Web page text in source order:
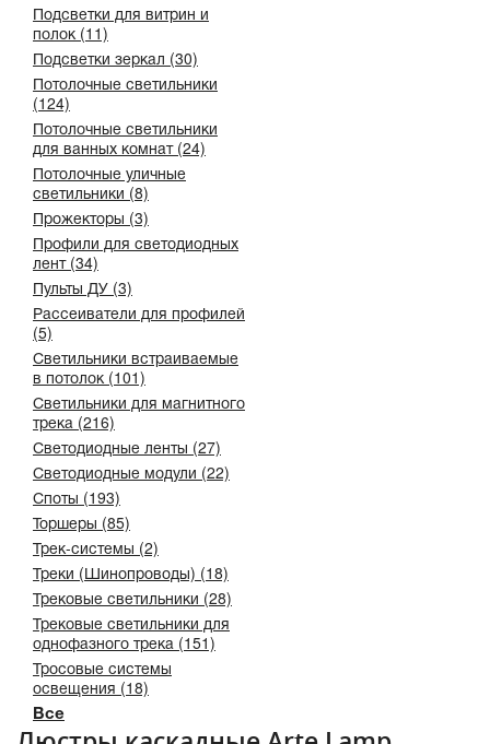
Подсветки для витрин и
полок (11)
Подсветки зеркал (30)
Потолочные светильники
(124)
Потолочные светильники
для ванных комнат (24)
Потолочные уличные
светильники (8)
Прожекторы (3)
Профили для светодиодных
лент (34)
Пульты ДУ (3)
Рассеиватели для профилей
(5)
Светильники встраиваемые
в потолок (101)
Светильники для магнитного
трека (216)
Светодиодные ленты (27)
Светодиодные модули (22)
Споты (193)
Торшеры (85)
Трек-системы (2)
Треки (Шинопроводы) (18)
Трековые светильники (28)
Трековые светильники для
однофазного трека (151)
Тросовые системы
освещения (18)
Все